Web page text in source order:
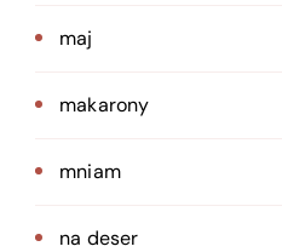
maj
makarony
mniam
na deser